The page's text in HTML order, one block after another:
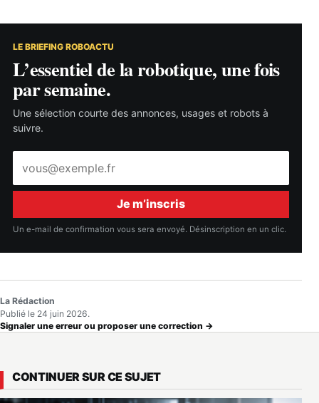
LE BRIEFING ROBOACTU
L’essentiel de la robotique, une fois
par semaine.
Une sélection courte des annonces, usages et robots à
suivre.
mail
Je m’inscris
Un e-mail de confirmation vous sera envoyé. Désinscription en un clic.
La Rédaction
Publié le 24 juin 2026.
Signaler une erreur ou proposer une correction →
CONTINUER SUR CE SUJET